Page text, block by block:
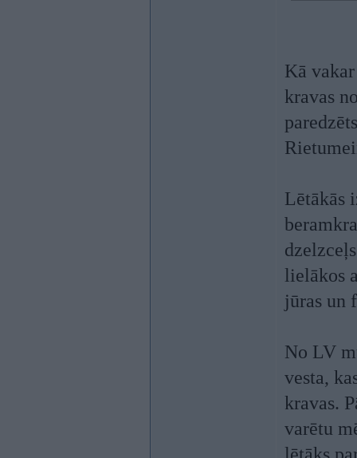
Kā
kravas
Lētākās
lielākos
jūras un
No LV
vesta,
kravas.
varētu